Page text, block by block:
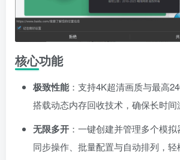
核心功能
极致性能：支持4K超清画质与最高
搭载动态内存回收技术，确保长时
无限多开 ：一键创建并管理多个模
同步操作、批量配置与自动排列，